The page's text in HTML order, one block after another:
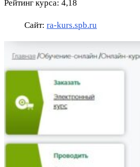
Рейтинг курса: 4,18
Сайт: ra-kurs.spb.ru